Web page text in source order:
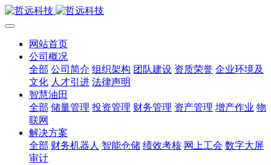
网站首页
公司概况
全部 公司简介 组织架构 团队建设 资质荣誉 企业环境及
文化 人才引进 法律声明
智慧油田
全部 储量管理 投资管理 财务管理 资产管理 增产作业 物
联网
解决方案
全部 财务机器人 智能仓储 绩效考核 网上工会 数字大屏
审计